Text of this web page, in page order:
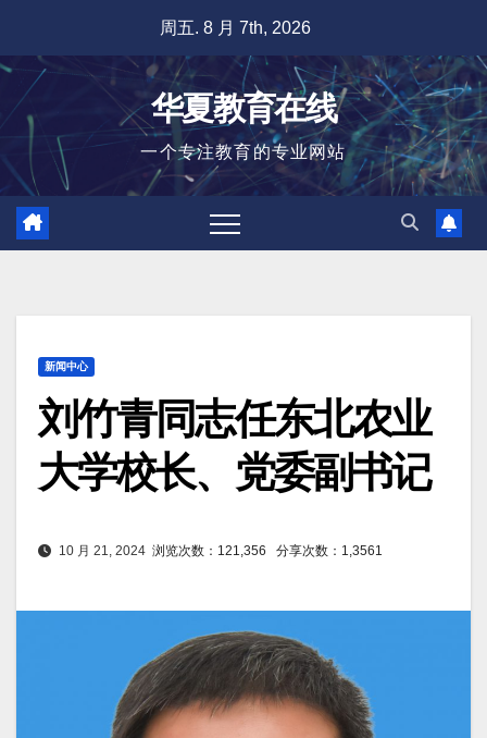
容
周五. 8 月 7th, 2026
华夏教育在线
一个专注教育的专业网站
新闻中心
刘竹青同志任东北农业
大学校长、党委副书记
10 月 21, 2024 浏览次数：121,356 分享次数：1,3561